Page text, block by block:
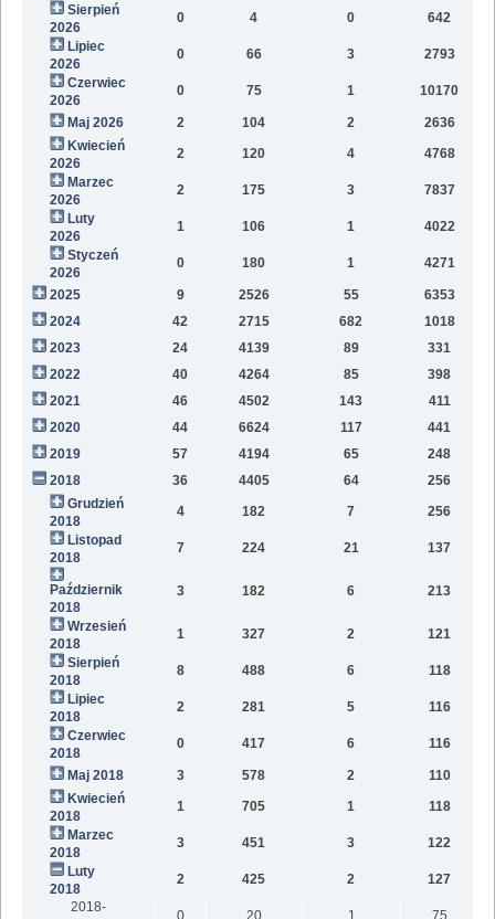
Sierpień
2026
0 4 0 642
Lipiec
2026
0 66 3 2793
Czerwiec
2026
0 75 1 10170
Maj 2026 2 104 2 2636
Kwiecień
2026
2 120 4 4768
Marzec
2026
2 175 3 7837
Luty
2026
1 106 1 4022
Styczeń
2026
0 180 1 4271
2025 9 2526 55 6353
2024
42 2715 682 1018
2023
24 4139 89 331
2022
40 4264 85 398
2021
46 4502 143 411
2020
44 6624 117 441
2019
57 4194 65 248
2018
36 4405 64 256
Grudzień
2018
4 182 7 256
Listopad
2018
7 224 21 137
Październik
2018
3 182 6 213
Wrzesień
2018
1 327 2 121
Sierpień
2018
8 488 6 118
Lipiec
2018
2 281 5
116
Czerwiec
2018
0 417 6 116
Maj 2018 3 578 2
110
Kwiecień
2018
1 705 1
118
Marzec
2018
3 451 3
122
Luty
2018
2 425 2
127
2018-
0 20 1 75